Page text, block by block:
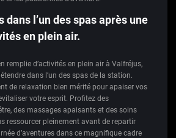
dans l’un des spas après une
en plein air.
remplie d’activités en plein air à Valfréjus,
dans l’un des spas de la station.
de relaxation bien mérité pour apaiser vos
votre esprit. Profitez des
des massages apaisants et des soins
ressourcer pleinement avant de repartir
d’aventures dans ce magnifique cadre